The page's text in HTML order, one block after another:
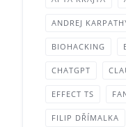
ANDREJ
BIOHACKING
CHATGPT
EFFECT TS
FILIP DŘÍMALKA